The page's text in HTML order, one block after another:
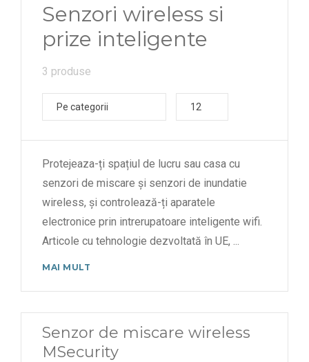
Senzori wireless si
prize inteligente
3 produse
Pe categorii 12
Protejeaza-ți spațiul de lucru sau casa cu
senzori de miscare și senzori de inundatie
wireless, și controlează-ți aparatele
electronice prin intrerupatoare inteligente wifi.
Articole cu tehnologie dezvoltată în UE,
MAI MULT
Senzor de miscare wireless
MSecurity